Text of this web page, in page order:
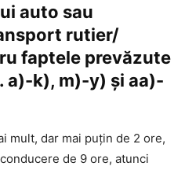
auto sau
rutier/
faptele prevăzute
a)-k), m)-y) și aa)-
mult, dar mai puțin de 2 ore,
de 9 ore, atunci